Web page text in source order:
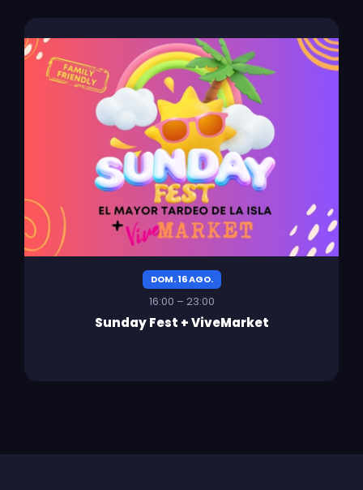
DOM. 16 AGO.
16:00 – 23:00
Sunday Fest + ViveMarket